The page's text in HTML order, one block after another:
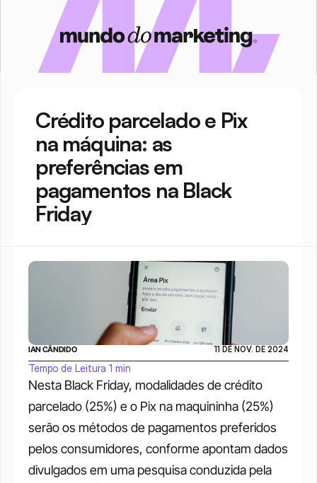
Crédito parcelado e Pix
na máquina: as
preferências em
pagamentos na Black
Friday
Nesta Black Friday, modalidades de crédito
parcelado (25%) e o Pix na maquininha (25%)
serão os métodos de pagamentos preferidos
pelos consumidores, conforme apontam dados
divulgados em uma pesquisa conduzida pela
IAN CÂNDIDO 11 DE NOV. DE 2024
Tempo de Leitura 1 min